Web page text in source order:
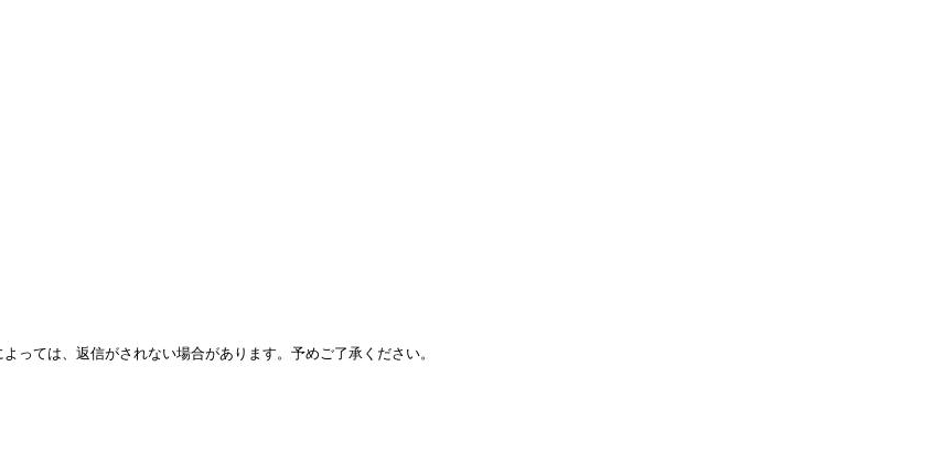
ては、返信がされない場合があります。予めご了承ください。